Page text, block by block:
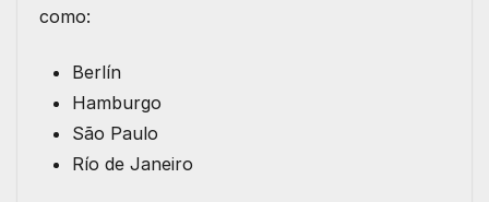
como:
Berlín
Hamburgo
São Paulo
Río de Janeiro